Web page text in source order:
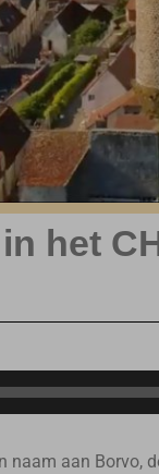
het
naam aan Borvo,